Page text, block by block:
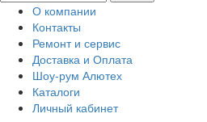
О компании
Контакты
Ремонт и сервис
Доставка и Оплата
Шоу-рум Алютех
Каталоги
Личный кабинет